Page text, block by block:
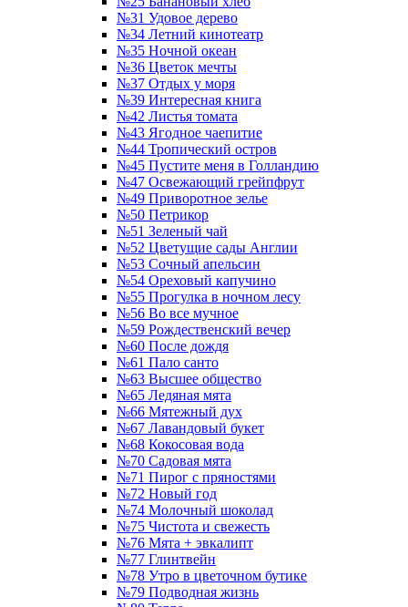
№31 Удовое дерево
№34 Летний кинотеатр
№35 Ночной океан
№36 Цветок мечты
№37 Отдых у моря
№39 Интересная книга
№42 Листья томата
№43 Ягодное чаепитие
№44 Тропический остров
№45 Пустите меня в Голландию
№47 Освежающий грейпфрут
№49 Приворотное зелье
№50 Петрикор
№51 Зеленый чай
№52 Цветущие сады Англии
№53 Сочный апельсин
№54 Ореховый капучино
№55 Прогулка в ночном лесу
№56 Во все мучное
№59 Рождественский вечер
№60 После дождя
№61 Пало санто
№63 Высшее общество
№65 Ледяная мята
№66 Мятежный дух
№67 Лавандовый букет
№68 Кокосовая вода
№70 Садовая мята
№71 Пирог с пряностями
№72 Новый год
№74 Молочный шоколад
№75 Чистота и свежесть
№76 Мята + эвкалипт
№77 Глинтвейн
№78 Утро в цветочном бутике
№79 Подводная жизнь